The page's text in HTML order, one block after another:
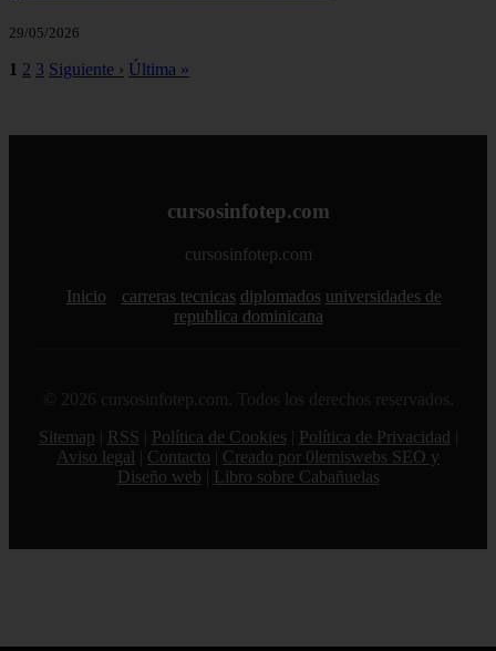
29/05/2026
1 2 3 Siguiente › Última »
cursosinfotep.com
cursosinfotep.com
Inicio carreras tecnicas diplomados universidades de
republica dominicana
© 2026 cursosinfotep.com. Todos los derechos reservados.
Sitemap
RSS Política de Cookies Política de Privacidad
Aviso legal
Contacto
Creado por 0lemiswebs SEO y
Diseño web
Libro sobre Cabañuelas